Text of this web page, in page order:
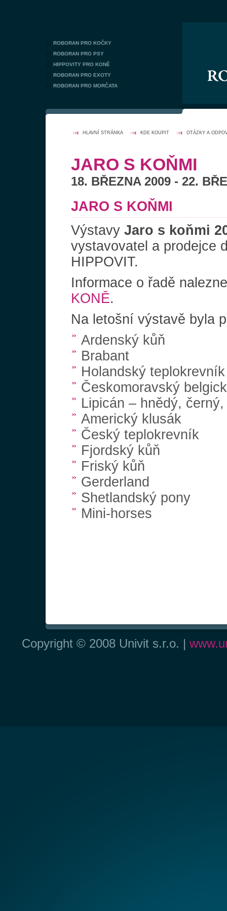
ROBORAN PRO KOČKY
ROBORAN PRO PSY
HIPPOVITY PRO KONĚ
ROBORAN PRO EXOTY
ROBORAN PRO MORČATA
HLAVNÍ STRÁNKA KDE KOUPIT OTÁZKY A
JARO S KOŇMI
18. BŘEZNA 2009 - 22.
JARO S KOŇMI
Výstavy Jaro s koňmi
vystavovatel a prodejce
HIPPOVIT.
Informace o řadě
KONĚ.
Na letošní výstavě byla
Ardenský kůň
Brabant
Holandský teplokrevník
Českomoravský
Lipicán – hnědý,
Americký klusák
Český teplokrevník
Fjordský kůň
Friský kůň
Gerderland
Shetlandský pony
Mini-horses
Copyright © 2008 Univit s.r.o. |